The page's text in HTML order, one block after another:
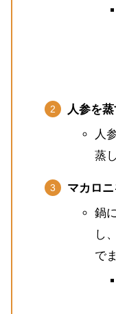
人参を蒸
人
蒸
マカロニ
鍋
し
で